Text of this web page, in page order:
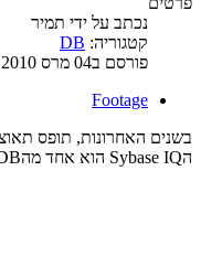
נכתב על ידי תמיר
קטגוריה: DB
פורסם ב04 מרס 2010
Footage
הSybase IQ הוא אחד מהDB הללו.